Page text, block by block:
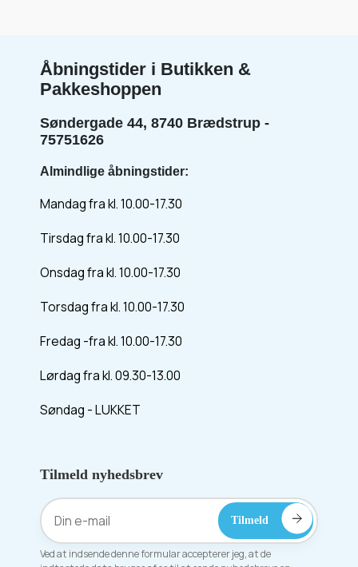
Åbningstider i Butikken &
Pakkeshoppen
Søndergade 44, 8740 Brædstrup -
75751626
Almindlige åbningstider:
Mandag fra kl. 10.00-17.30
Tirsdag fra kl. 10.00-17.30
Onsdag fra kl. 10.00-17.30
Torsdag fra kl. 10.00-17.30
Fredag -fra kl. 10.00-17.30
Lørdag fra kl. 09.30-13.00
Søndag - LUKKET
Tilmeld nyhedsbrev
Ved at indsende denne formular accepterer jeg, at de